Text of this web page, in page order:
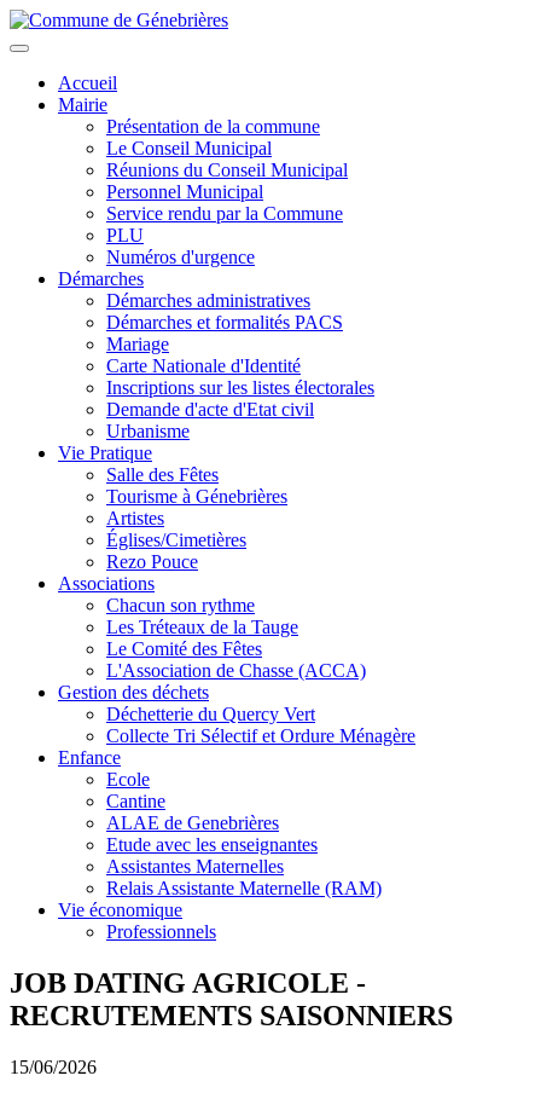
Aller
au
principal
Toggle
navigationAccueil
Mairie
Présentation de la commune
Le Conseil Municipal
Réunions du Conseil Municipal
Personnel Municipal
Service rendu par la Commune
PLU
Numéros d'urgence
Démarches
Démarches administratives
Démarches et formalités PACS
Mariage
Carte Nationale d'Identité
Inscriptions sur les listes électorales
Demande d'acte d'Etat civil
Urbanisme
Vie Pratique
Salle des Fêtes
Tourisme à Génebrières
Artistes
Églises/Cimetières
Rezo Pouce
Associations
Chacun son rythme
Les Tréteaux de la Tauge
Le Comité des Fêtes
L'Association de Chasse (ACCA)
Gestion des déchets
Déchetterie du Quercy Vert
Collecte Tri Sélectif et Ordure Ménagère
Enfance
Ecole
Cantine
ALAE de Genebrières
Etude avec les enseignantes
Assistantes Maternelles
Relais Assistante Maternelle (RAM)
Vie économique
Professionnels
JOB DATING AGRICOLE -
RECRUTEMENTS SAISONNIERS
15/06/2026